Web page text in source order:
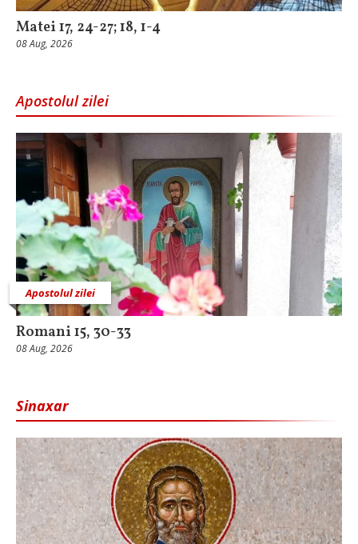
Matei 17, 24-27; 18, 1-4
08 Aug, 2026
Apostolul zilei
Apostolul zilei
Romani 15, 30-33
08 Aug, 2026
Sinaxar